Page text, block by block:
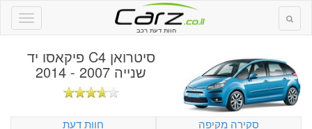
חוות דעת רכב
סיטרואן C4 פיקאסו יד
שנייה 2007 - 2014
סקירה מקיפה
חוות דעת